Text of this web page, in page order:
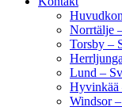
Norrtälje
Torsby –
Lund –
Hyvinkää
Windsor